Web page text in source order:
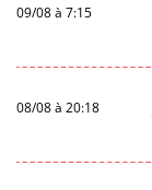
09/08 à 7:15
08/08 à 20:18